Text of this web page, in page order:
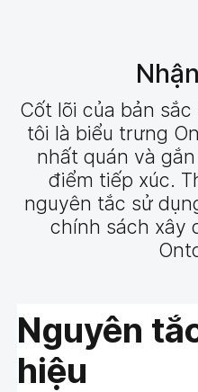
Cốt lõi của bản
tôi là biểu trưng
nhất quán và
điểm tiếp xúc.
nguyên tắc sử
chính sách xây
Nguyên
hiệu